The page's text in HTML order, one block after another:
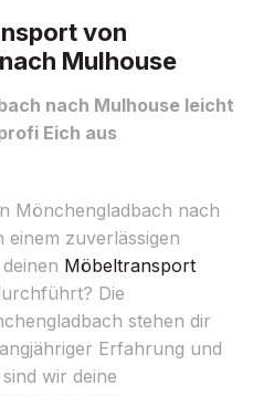
von
Mulhouse
nach Mulhouse leicht
Eich aus
Mönchengladbach nach
zuverlässigen
Möbeltransport
Die
stehen dir
Erfahrung und
wir deine